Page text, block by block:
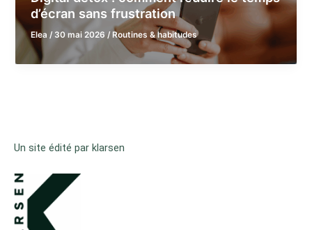
d’écran sans frustration
Elea / 30 mai 2026 / Routines & habitudes
Un site édité par klarsen